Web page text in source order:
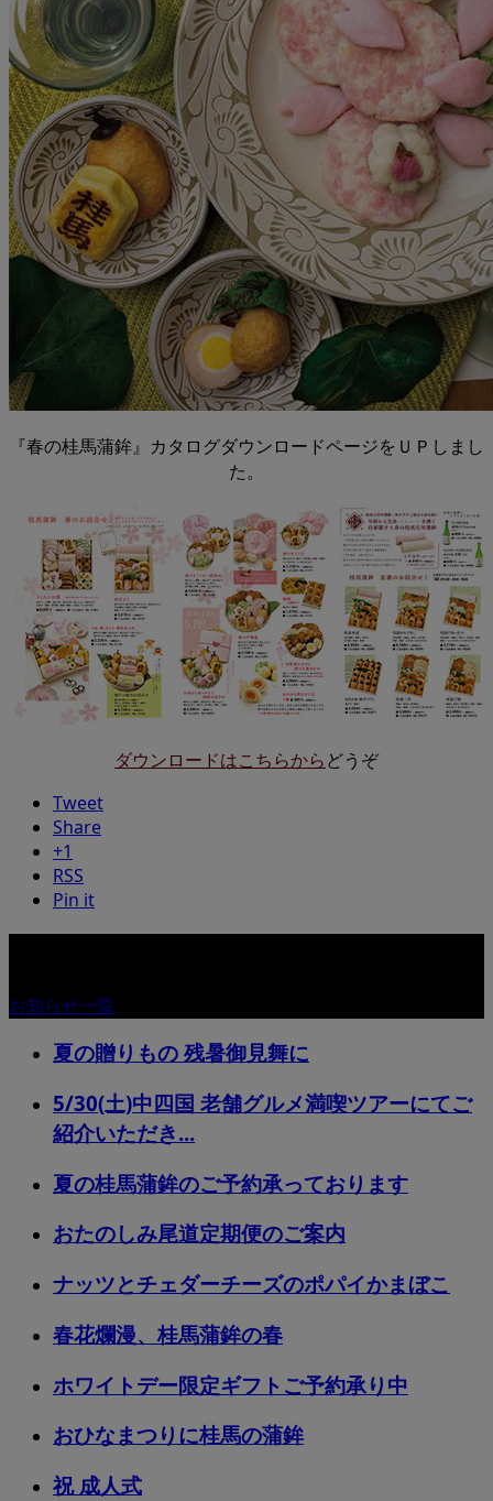
『春の桂馬蒲鉾』カタログダウンロードページをＵＰしまし
た。
ダウンロードはこちらからどうぞ
Tweet
Share
+1
RSS
Pin it
お知らせ一覧
夏の贈りもの 残暑御見舞に
5/30(土)中四国 老舗グルメ満喫ツアーにてご
紹介いただき...
夏の桂馬蒲鉾のご予約承っております
おたのしみ尾道定期便のご案内
ナッツとチェダーチーズのポパイかまぼこ
春花爛漫、桂馬蒲鉾の春
ホワイトデー限定ギフトご予約承り中
おひなまつりに桂馬の蒲鉾
祝 成人式